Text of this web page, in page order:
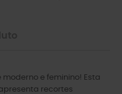
e feminino! Esta
recortes